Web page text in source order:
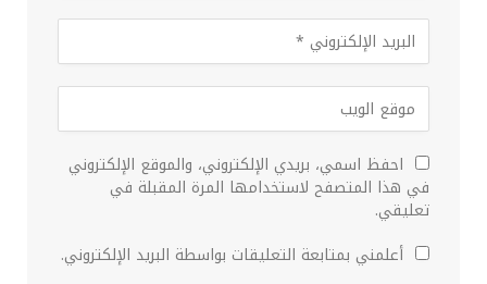
احفظ اسمي، بريدي الإلكتروني، والموقع الإلكتروني
في هذا المتصفح لاستخدامها المرة المقبلة في
تعليقي.
أعلمني بمتابعة التعليقات بواسطة البريد الإلكتروني.